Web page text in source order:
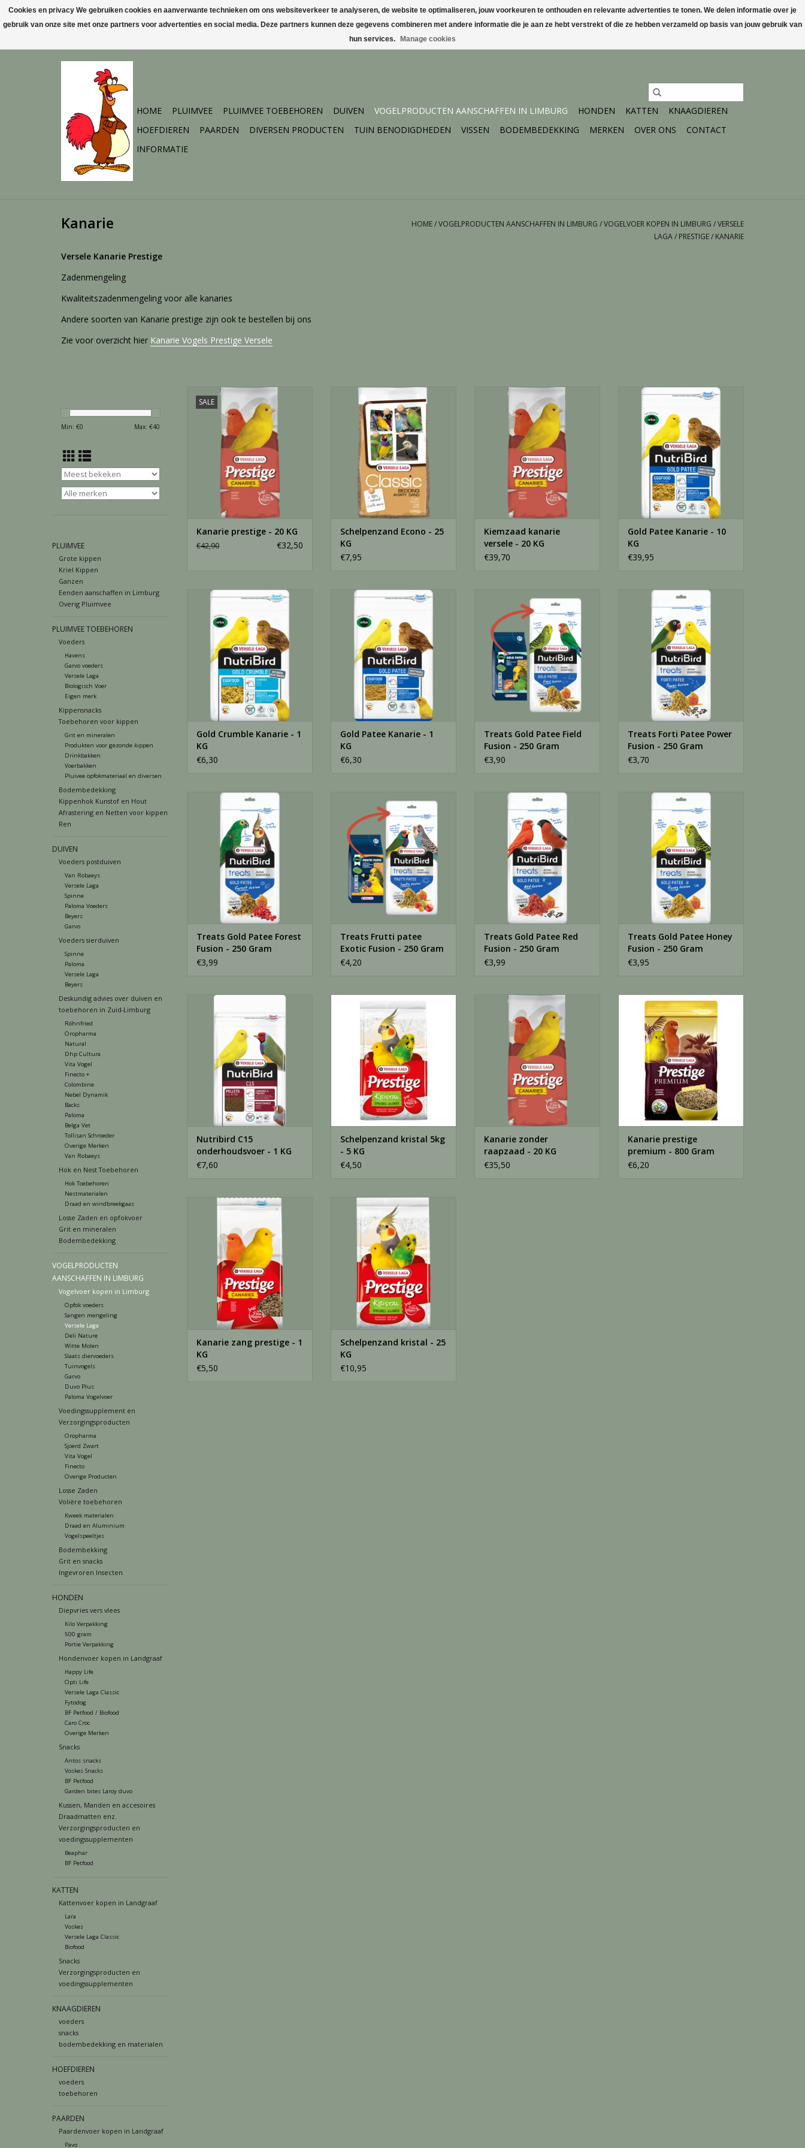
Mijn account / Registreren
HOME PLUIMVEE PLUIMVEE TOEBEHOREN DUIVEN VOGELPRODUCTEN AANSCHAFFEN IN LIMBURG HONDEN KATTEN
KNAAGDIEREN
HOEFDIEREN
PAARDEN DIVERSEN PRODUCTEN TUIN BENODIGDHEDEN VISSEN BODEMBEDEKKING MERKEN OVER ONS
CONTACT
INFORMATIE
Kanarie HOME/VOGELPRODUCTEN AANSCHAFFEN IN LIMBURG /VOGELVOER KOPEN IN LIMBURG /VERSELE
LAGA/ PRESTIGE/ KANARIE
Versele Kanarie Prestige
Zadenmengeling
Kwaliteitszadenmengeling voor alle kanaries
Andere soorten van Kanarie prestige zijn ook te bestellen bij ons
Zie voor overzicht hier Kanarie Vogels Prestige Versele
Min: €0 Max: €40
PLUIMVEE
Grote kippen
Kriel Kippen
Ganzen
Eenden aanschaffen in Limburg
Overig Pluimvee
PLUIMVEE TOEBEHOREN
Voeders
Havens
Garvo voeders
Versele Laga
Biologisch Voer
Eigen merk
Kippensnacks
Toebehoren voor kippen
Grit en mineralen
Produkten voor gezonde kippen
Drinkbakken
Voerbakken
Pluivee opfokmateriaal en diversen
Bodembedekking
Kippenhok Kunstof en Hout
Afrastering en Netten voor kippen
Ren
DUIVEN
Voeders postduiven
Van Robaeys
Versele Laga
Spinne
Paloma Voeders
Beyers
Garvo
Voeders sierduiven
Spinne
Paloma
Versele Laga
Beyers
Deskundig advies over duiven en
toebehoren in Zuid-Limburg
Röhnfried
Oropharma
Natural
Dhp Cultura
Vita Vogel
Finecto +
Colombine
Nebel Dynamik
Backs
Paloma
Belga Vet
Tollisan Schroeder
Overige Merken
Van Robaeys
Hok en Nest Toebehoren
Hok Toebehoren
Nestmaterialen
Draad en windbreekgaas
Losse Zaden en opfokvoer
Grit en mineralen
Bodembedekking
VOGELPRODUCTEN
AANSCHAFFEN IN LIMBURG
Vogelvoer kopen in Limburg
Opfok voeders
Sangen mengeling
Versele Laga
Deli Nature
Witte Molen
Slaats diervoeders
Tuinvogels
Garvo
Duvo Plus
Paloma Vogelvoer
Voedingssupplement en
Verzorgingsproducten
Oropharma
Sjoerd Zwart
Vita Vogel
Finecto
Overige Producten
Losse Zaden
Volière toebehoren
Kweek materialen
Draad en Aluminium
Vogelspeeltjes
Bodembekking
Grit en snacks
Ingevroren Insecten
HONDEN
Diepvries vers vlees
Kilo Verpakking
500 gram
Portie Verpakking
Hondenvoer kopen in Landgraaf
Happy Life
Opti Life
Versele Laga Classic
Fytodog
BF Petfood / Biofood
Caro Croc
Overige Merken
Snacks
Antos snacks
Voskes Snacks
BF Petfood
Garden bites Laroy duvo
Kussen, Manden en accesoires
Draadmatten enz.
Verzorgingsproducten en
voedingssupplementen
Beaphar
BF Petfood
KATTEN
Kattenvoer kopen in Landgraaf
Lara
Voskes
Versele Laga Classic
Biofood
Snacks
Verzorgingsproducten en
voedingssupplementen
KNAAGDIEREN
voeders
snacks
bodembedekking en materialen
HOEFDIEREN
voeders
toebehoren
PAARDEN
Paardenvoer kopen in Landgraaf
Pavo
SALE
Versele Laga Kanarie prestige -
20 KG
Kwaliteitszadenmengeling voor
alle kanaries
Geschikt voor zangkanaries zoals
waterslagers en harzers
TOEVOEGEN AAN WINKELWAGEN
Kanarie prestige - 20 KG
€42,90 €32,50
Schelpenzand Econo - 25 KG
TOEVOEGEN AAN WINKELWAGEN
Schelpenzand Econo - 25
KG
€7,95
Kiemzaad kanarie versele - 20 KG
TOEVOEGEN AAN WINKELWAGEN
Kiemzaad kanarie
versele - 20 KG
€39,70
Gold Patee Kanarie - 10 KG
TOEVOEGEN AAN WINKELWAGEN
Gold Patee Kanarie - 10
KG
€39,95
Gold Crumble Kanarie - 1 KG
TOEVOEGEN AAN WINKELWAGEN
Gold Crumble Kanarie - 1
KG
€6,30
Gold Patee Kanarie - 1 KG
TOEVOEGEN AAN WINKELWAGEN
Gold Patee Kanarie - 1
KG
€6,30
250 Gram
TOEVOEGEN AAN WINKELWAGEN
Treats Gold Patee Field
Fusion - 250 Gram
€3,90
Treats Forti Patee Power Fusion -
250 Gram
TOEVOEGEN AAN WINKELWAGEN
Treats Forti Patee Power
Fusion - 250 Gram
€3,70
Treats Gold Patee Forest Fusion -
250 Gram
TOEVOEGEN AAN WINKELWAGEN
Treats Gold Patee Forest
Fusion - 250 Gram
€3,99
Exotic Fusion - 250 Gram
TOEVOEGEN AAN WINKELWAGEN
Treats Frutti patee
Exotic Fusion - 250 Gram
€4,20
Treats Gold Patee Red Fusion -
250 Gram
TOEVOEGEN AAN WINKELWAGEN
Treats Gold Patee Red
Fusion - 250 Gram
€3,99
Treats Gold Patee Honey Fusion -
250 Gram
TOEVOEGEN AAN WINKELWAGEN
Treats Gold Patee Honey
Fusion - 250 Gram
€3,95
Nutribird C15 onderhoudsvoer -
TOEVOEGEN AAN WINKELWAGEN
Nutribird C15
onderhoudsvoer - 1 KG
€7,60
TOEVOEGEN AAN WINKELWAGEN
Schelpenzand kristal 5kg
- 5 KG
€4,50
Kanarie prestige zonder
raapzaad - 20 KG
Kwaliteitszadenmengeling voor
de kweek, zonder raapzaad
TOEVOEGEN AAN WINKELWAGEN
Kanarie zonder
raapzaad - 20 KG
€35,50
Kanarie prestige premuim - 800
Gram
TOEVOEGEN AAN WINKELWAGEN
Kanarie prestige
premium - 800 Gram
€6,20
Kanarie zang - 1 KG
Kanarie zang prestige - 1
KG
€5,50
Schelpenzand kristal - 25 KG
TOEVOEGEN AAN WINKELWAGEN
Schelpenzand kristal - 25
KG
€10,95
Cookies en privacy We gebruiken cookies en aanverwante technieken om ons websiteverkeer te analyseren, de website te optimaliseren, jouw voorkeuren te onthouden en relevante advertenties te tonen. We delen informatie over je
gebruik van onze site met onze partners voor advertenties en social media. Deze partners kunnen deze gegevens combineren met andere informatie die je aan ze hebt verstrekt of die ze hebben verzameld op basis van jouw gebruik van
hun services.
Manage cookies